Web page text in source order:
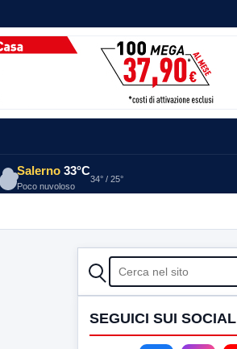
Salerno 33°C
Poco nuvoloso
34° / 25°
CERCA
SEGUICI SUI SOCIAL